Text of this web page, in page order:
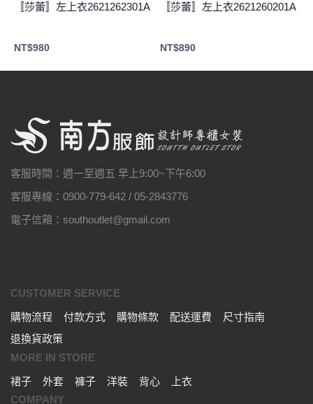
〚莎蕾〛左上衣2621262301A
NT$980
〚莎蕾〛左上衣2621260201A
NT$890
客服時間：週一至週五 早上9:00~下午6:00
客服專線：0900-779-642 / 05-2843776
電子信箱：southoutlet@gmail.com
CUSTOMER SERVICE
購物流程
付款方式 購物條款 配送運費
尺寸指南
退換貨政策
MORE IN STORE
裙子
外套 褲子 洋裝 背心
上衣
COMPANY